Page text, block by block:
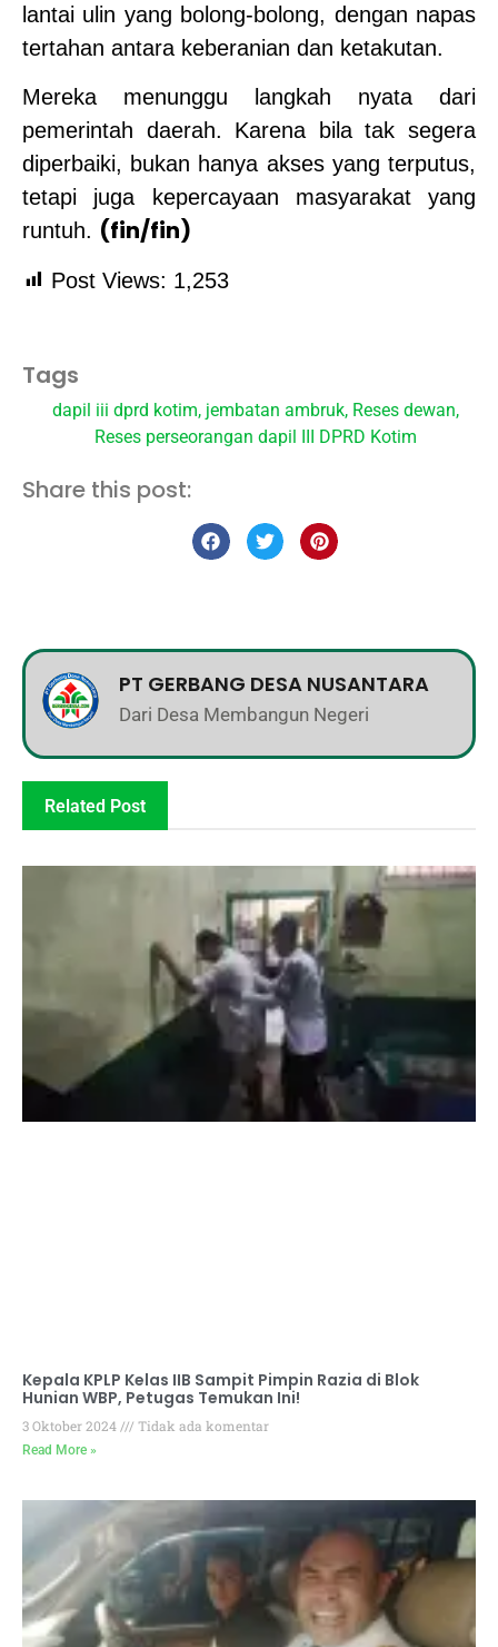
lantai ulin yang bolong-bolong, dengan napas
tertahan antara keberanian dan ketakutan.
Mereka menunggu langkah nyata dari
pemerintah daerah. Karena bila tak segera
diperbaiki, bukan hanya akses yang terputus,
tetapi juga kepercayaan masyarakat yang
runtuh. (fin/fin)
Post Views: 1,253
Tags
dapil iii dprd kotim, jembatan ambruk, Reses dewan,
Reses perseorangan dapil III DPRD Kotim
Share this post:
PT GERBANG DESA NUSANTARA
Dari Desa Membangun Negeri
Related Post
Kepala KPLP Kelas IIB Sampit Pimpin Razia di Blok
Hunian WBP, Petugas Temukan Ini!
3 Oktober 2024 Tidak ada komentar
Read More »